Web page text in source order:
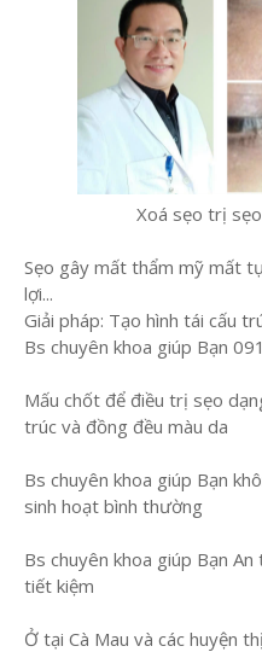
Xoá sẹo trị
Sẹo gây mất thẩm mỹ mất
lợi...
Giải pháp: Tạo hình tái cấu
Bs chuyên khoa giúp Bạn
Mấu chốt để điều trị sẹo
trúc và đồng đều màu da
Bs chuyên khoa giúp Bạn
sinh hoạt bình thường
Bs chuyên khoa giúp Bạn
tiết kiệm
Ở tại Cà Mau và các huyện